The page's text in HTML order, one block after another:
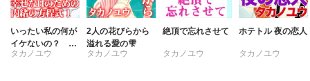
いったい私の何が
イケないの？ 幸
せなHのための内
タカノユウ
2人の花びらから
溢れる愛の雫
タカノユウ
絶頂で忘れさせて
タカノユウ
ホテトル 夜の恋人
タカノユウ